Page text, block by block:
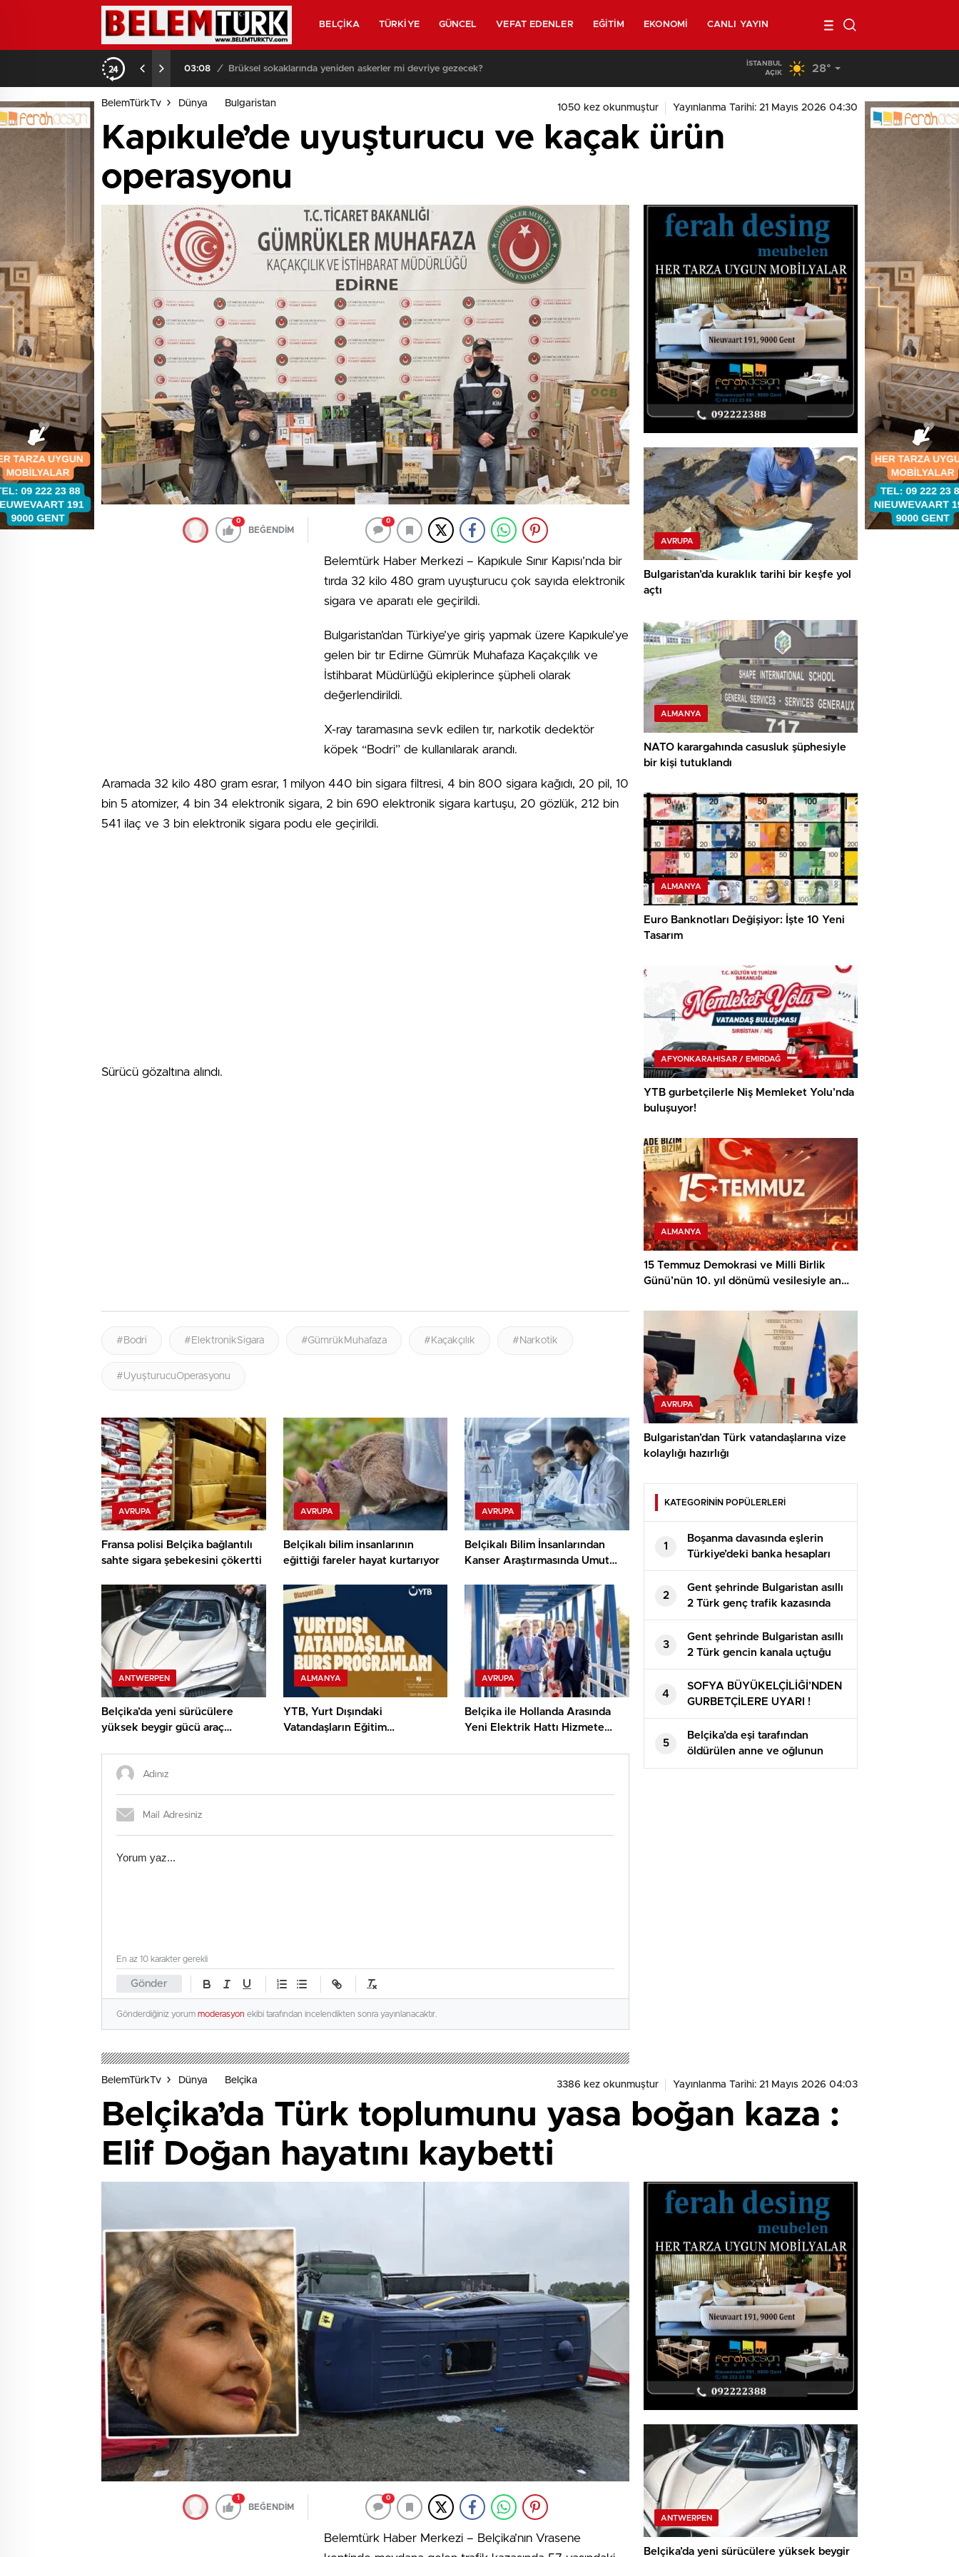
BELÇIKA TÜRKIYE GÜNCEL VEFAT EDENLER EĞITIM EKONOMI CANLI YAYIN
03:08 / Brüksel sokaklarında yeniden askerler mi devriye gezecek? Belçika’da kendi minibüsünün altında kalan 40
İSTANBUL
AÇIK
28°
BelemTürkTv Dünya Bulgaristan 1050 kez okunmuştur Yayınlanma Tarihi: 21 Mayıs 2026 04:30
Kapıkule’de uyuşturucu ve kaçak ürün
operasyonu
0
BEĞENDİM
0
Belemtürk Haber Merkezi – Kapıkule Sınır Kapısı’nda bir
tırda 32 kilo 480 gram uyuşturucu çok sayıda elektronik
sigara ve aparatı ele geçirildi.
Bulgaristan’dan Türkiye’ye giriş yapmak üzere Kapıkule’ye
gelen bir tır Edirne Gümrük Muhafaza Kaçakçılık ve
İstihbarat Müdürlüğü ekiplerince şüpheli olarak
değerlendirildi.
X-ray taramasına sevk edilen tır, narkotik dedektör
köpek “Bodri” de kullanılarak arandı.
Aramada 32 kilo 480 gram esrar, 1 milyon 440 bin sigara filtresi, 4 bin 800 sigara kağıdı, 20 pil, 10
bin 5 atomizer, 4 bin 34 elektronik sigara, 2 bin 690 elektronik sigara kartuşu, 20 gözlük, 212 bin
541 ilaç ve 3 bin elektronik sigara podu ele geçirildi.
Sürücü gözaltına alındı.
#Bodri #ElektronikSigara #GümrükMuhafaza #Kaçakçılık #Narkotik
#UyuşturucuOperasyonu
AVRUPA
Fransa polisi Belçika bağlantılı
sahte sigara şebekesini çökertti
AVRUPA
Belçikalı bilim insanlarının
eğittiği fareler hayat kurtarıyor
AVRUPA
Belçikalı Bilim İnsanlarından
Kanser Araştırmasında Umut
ANTWERPEN
Belçika’da yeni sürücülere
yüksek beygir gücü araç
ALMANYA
YTB, Yurt Dışındaki
Vatandaşların Eğitim
AVRUPA
Belçika ile Hollanda Arasında
Yeni Elektrik Hattı Hizmete
Gönder
En az 10 karakter gerekli
Gönderdiğiniz yorum moderasyon ekibi tarafından incelendikten sonra yayınlanacaktır.
AVRUPA
Bulgaristan’da kuraklık tarihi bir keşfe yol
açtı
ALMANYA
NATO karargahında casusluk şüphesiyle
bir kişi tutuklandı
ALMANYA
Euro Banknotları Değişiyor: İşte 10 Yeni
Tasarım
AFYONKARAHISAR / EMIRDAĞ
YTB gurbetçilerle Niş Memleket Yolu’nda
buluşuyor!
ALMANYA
15 Temmuz Demokrasi ve Milli Birlik
Günü’nün 10. yıl dönümü vesilesiyle anma
AVRUPA
Bulgaristan’dan Türk vatandaşlarına vize
kolaylığı hazırlığı
KATEGORİNİN POPÜLERLERİ
1
Boşanma davasında eşlerin
Türkiye’deki banka hesapları
paylaşılır mı?
2
Gent şehrinde Bulgaristan asıllı
2 Türk genç trafik kazasında
yaşamını kaybetti
3
Gent şehrinde Bulgaristan asıllı
2 Türk gencin kanala uçtuğu
köprüye çiçekler bırakıldı. Göz
yaşları sel oldu.
4
SOFYA BÜYÜKELÇİLİĞİ’NDEN
GURBETÇİLERE UYARI !
“BULGARİSTAN BEYAN
EDİLMEYEN 10 BİN EUROYA
EL KOYACAK”
5
Belçika’da eşi tarafından
öldürülen anne ve oğlunun
cenaze namazı kılındı
BelemTürkTv Dünya Belçika 3386 kez okunmuştur Yayınlanma Tarihi: 21 Mayıs 2026 04:03
Belçika’da Türk toplumunu yasa boğan kaza :
Elif Doğan hayatını kaybetti
1
BEĞENDİM
0
Belemtürk Haber Merkezi – Belçika’nın Vrasene
ANTWERPEN
Belçika’da yeni sürücülere yüksek beygir